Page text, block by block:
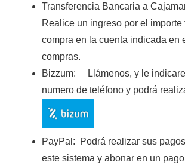
Transferencia Bancaria a
Realice un ingreso por el importe
compra en la cuenta indicada en
compras.
Bizzum:
Llámenos, y le
numero de teléfono y podrá
PayPal:
Podrá realizar sus
este sistema y abonar en un